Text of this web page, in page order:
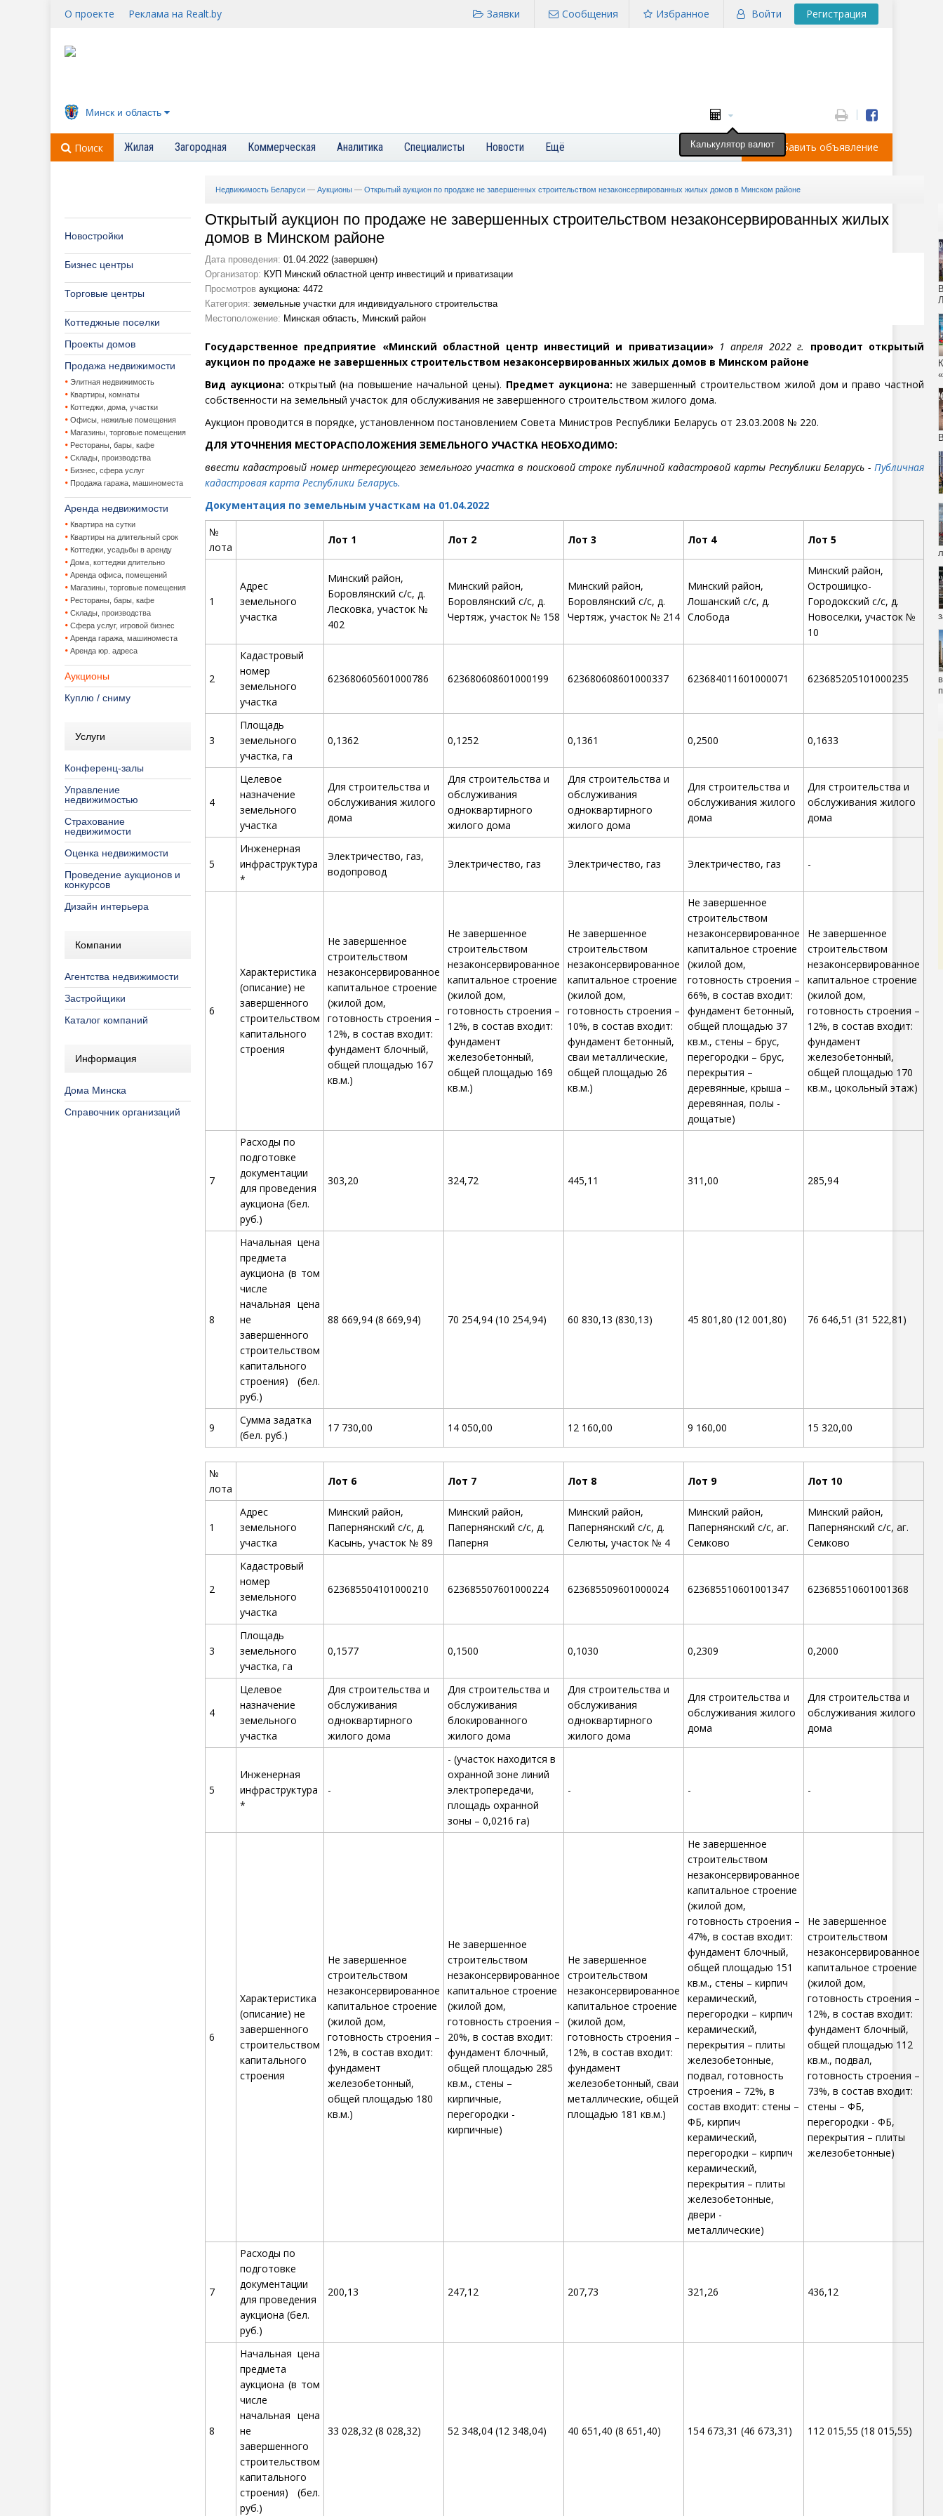
О проекте Реклама на Realt.by Войти Регистрация
Избранное
Сообщения
Заявки
Минск и область
Поиск Жилая Загородная Коммерческая Аналитика Специалисты Новости Ещё Добавить объявление
Новостройки
Бизнес центры
Торговые центры
Коттеджные поселки
Проекты домов
Продажа недвижимости
Элитная недвижимость
Квартиры, комнаты
Коттеджи, дома, участки
Офисы, нежилые помещения
Магазины, торговые помещения
Рестораны, бары, кафе
Склады, производства
Бизнес, сфера услуг
Продажа гаража, машиноместа
Аренда недвижимости
Квартира на сутки
Квартиры на длительный срок
Коттеджи, усадьбы в аренду
Дома, коттеджи длительно
Аренда офиса, помещений
Магазины, торговые помещения
Рестораны, бары, кафе
Склады, производства
Сфера услуг, игровой бизнес
Аренда гаража, машиноместа
Аренда юр. адреса
Аукционы
Куплю / сниму
Услуги
Конференц-залы
Управление
недвижимостью
Страхование
недвижимости
Оценка недвижимости
Проведение аукционов и
конкурсов
Дизайн интерьера
Компании
Агентства недвижимости
Застройщики
Каталог компаний
Информация
Дома Минска
Справочник организаций
Недвижимость Беларуси — Аукционы — Открытый аукцион по продаже не завершенных строительством незаконсервированных жилых домов в Минском районе
Открытый аукцион по продаже не завершенных строительством незаконсервированных жилых
домов в Минском районе
Дата проведения: 01.04.2022 (завершен)
Организатор: КУП Минский областной центр инвестиций и приватизации
Просмотров аукциона: 4472
Категория: земельные участки для индивидуального строительства
Местоположение: Минская область, Минский район
Государственное предприятие «Минский областной центр инвестиций и приватизации» 1 апреля 2022 г.
проводит открытый
аукцион по продаже не завершенных строительством незаконсервированных жилых домов в Минском районе
Вид аукциона: открытый (на повышение начальной цены). Предмет аукциона: не завершенный строительством жилой дом и право частной
собственности на земельный участок для обслуживания не завершенного строительством жилого дома.
Аукцион проводится в порядке, установленном постановлением Совета Министров Республики Беларусь от 23.03.2008 № 220.
ДЛЯ УТОЧНЕНИЯ МЕСТОРАСПОЛОЖЕНИЯ ЗЕМЕЛЬНОГО УЧАСТКА НЕОБХОДИМО:
ввести кадастровый номер интересующего земельного участка в поисковой строке публичной кадастровой карты Республики Беларусь - Публичная
кадастровая карта Республики Беларусь.
Документация по земельным участкам на 01.04.2022
№
лота
Лот 1 Лот 2 Лот 3 Лот 4 Лот 5
1
Адрес
земельного
участка
Минский район,
Боровлянский с/с, д.
Лесковка, участок №
402
Минский район,
Боровлянский с/с, д.
Чертяж, участок № 158
Минский район,
Боровлянский с/с, д.
Чертяж, участок № 214
Минский район,
Лошанский с/с, д.
Слобода
Минский район,
Острошицко-
Городокский с/с, д.
Новоселки, участок №
10
2
Кадастровый
номер
земельного
участка
623680605601000786 623680608601000199 623680608601000337 623684011601000071 623685205101000235
3
Площадь
земельного
участка, га
0,1362 0,1252 0,1361 0,2500 0,1633
4
Целевое
назначение
земельного
участка
Для строительства и
обслуживания жилого
дома
Для строительства и
обслуживания
одноквартирного
жилого дома
Для строительства и
обслуживания
одноквартирного
жилого дома
Для строительства и
обслуживания жилого
дома
Для строительства и
обслуживания жилого
дома
5
Инженерная
инфраструктура
*
Электричество, газ,
водопровод
Электричество, газ Электричество, газ Электричество, газ -
6
Характеристика
(описание) не
завершенного
строительством
капитального
строения
Не завершенное
строительством
незаконсервированное
капитальное строение
(жилой дом,
готовность строения –
12%, в состав входит:
фундамент блочный,
общей площадью 167
кв.м.)
Не завершенное
строительством
незаконсервированное
капитальное строение
(жилой дом,
готовность строения –
12%, в состав входит:
фундамент
железобетонный,
общей площадью 169
кв.м.)
Не завершенное
строительством
незаконсервированное
капитальное строение
(жилой дом,
готовность строения –
10%, в состав входит:
фундамент бетонный,
сваи металлические,
общей площадью 26
кв.м.)
Не завершенное
строительством
незаконсервированное
капитальное строение
(жилой дом,
готовность строения –
66%, в состав входит:
фундамент бетонный,
общей площадью 37
кв.м., стены – брус,
перегородки – брус,
перекрытия –
деревянные, крыша –
деревянная, полы -
дощатые)
Не завершенное
строительством
незаконсервированное
капитальное строение
(жилой дом,
готовность строения –
12%, в состав входит:
фундамент
железобетонный,
общей площадью 170
кв.м., цокольный этаж)
7
Расходы по
подготовке
документации
для проведения
аукциона (бел.
руб.)
303,20 324,72 445,11 311,00 285,94
8
Начальная цена
предмета
аукциона (в том
числе
начальная цена
не
завершенного
строительством
капитального
строения) (бел.
руб.)
88 669,94 (8 669,94) 70 254,94 (10 254,94) 60 830,13 (830,13) 45 801,80 (12 001,80) 76 646,51 (31 522,81)
9
Сумма задатка
(бел. руб.)
17 730,00 14 050,00 12 160,00 9 160,00 15 320,00
№
лота
Лот 6 Лот 7 Лот 8 Лот 9 Лот 10
1
Адрес
земельного
участка
Минский район,
Папернянский с/с, д.
Касынь, участок № 89
Минский район,
Папернянский с/с, д.
Паперня
Минский район,
Папернянский с/с, д.
Селюты, участок № 4
Минский район,
Папернянский с/с, аг.
Семково
Минский район,
Папернянский с/с, аг.
Семково
2
Кадастровый
номер
земельного
участка
623685504101000210 623685507601000224 623685509601000024 623685510601001347 623685510601001368
3
Площадь
земельного
участка, га
0,1577 0,1500 0,1030 0,2309 0,2000
4
Целевое
назначение
земельного
участка
Для строительства и
обслуживания
одноквартирного
жилого дома
Для строительства и
обслуживания
блокированного
жилого дома
Для строительства и
обслуживания
одноквартирного
жилого дома
Для строительства и
обслуживания жилого
дома
Для строительства и
обслуживания жилого
дома
5
Инженерная
инфраструктура
*
-
- (участок находится в
охранной зоне линий
электропередачи,
площадь охранной
зоны – 0,0216 га)
- - -
6
Характеристика
(описание) не
завершенного
строительством
капитального
строения
Не завершенное
строительством
незаконсервированное
капитальное строение
(жилой дом,
готовность строения –
12%, в состав входит:
фундамент
железобетонный,
общей площадью 180
кв.м.)
Не завершенное
строительством
незаконсервированное
капитальное строение
(жилой дом,
готовность строения –
20%, в состав входит:
фундамент блочный,
общей площадью 285
кв.м., стены –
кирпичные,
перегородки -
кирпичные)
Не завершенное
строительством
незаконсервированное
капитальное строение
(жилой дом,
готовность строения –
12%, в состав входит:
фундамент
железобетонный, сваи
металлические, общей
площадью 181 кв.м.)
Не завершенное
строительством
незаконсервированное
капитальное строение
(жилой дом,
готовность строения –
47%, в состав входит:
фундамент блочный,
общей площадью 151
кв.м., стены – кирпич
керамический,
перегородки – кирпич
керамический,
перекрытия – плиты
железобетонные,
подвал, готовность
строения – 72%, в
состав входит: стены –
ФБ, кирпич
керамический,
перегородки – кирпич
керамический,
перекрытия – плиты
железобетонные,
двери -
металлические)
Не завершенное
строительством
незаконсервированное
капитальное строение
(жилой дом,
готовность строения –
12%, в состав входит:
фундамент блочный,
общей площадью 112
кв.м., подвал,
готовность строения –
73%, в состав входит:
стены – ФБ,
перегородки - ФБ,
перекрытия – плиты
железобетонные)
7
Расходы по
подготовке
документации
для проведения
аукциона (бел.
руб.)
200,13 247,12 207,73 321,26 436,12
8
Начальная цена
предмета
аукциона (в том
числе
начальная цена
не
завершенного
строительством
капитального
строения) (бел.
руб.)
33 028,32 (8 028,32) 52 348,04 (12 348,04) 40 651,40 (8 651,40) 154 673,31 (46 673,31) 112 015,55 (18 015,55)
Калькулятор валют